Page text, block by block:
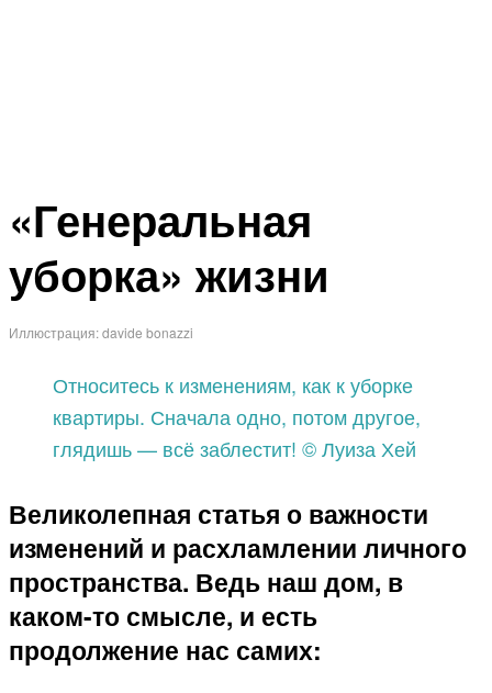
«Генеральная
уборка» жизни
Иллюстрация: davide bonazzi
Относитесь к изменениям, как к уборке
квартиры. Сначала одно, потом другое,
глядишь — всё заблестит! © Луиза Хей
Великолепная статья о важности
изменений и расхламлении личного
пространства. Ведь наш дом, в
каком-то смысле, и есть
продолжение нас самих: